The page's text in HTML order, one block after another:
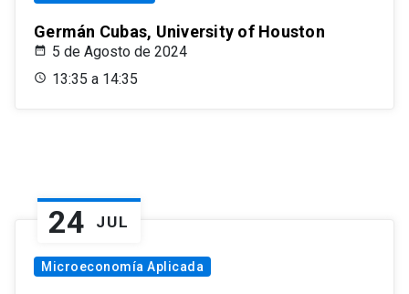
Germán Cubas, University of Houston
5 de Agosto de 2024
13:35 a 14:35
24 JUL
Microeconomía Aplicada